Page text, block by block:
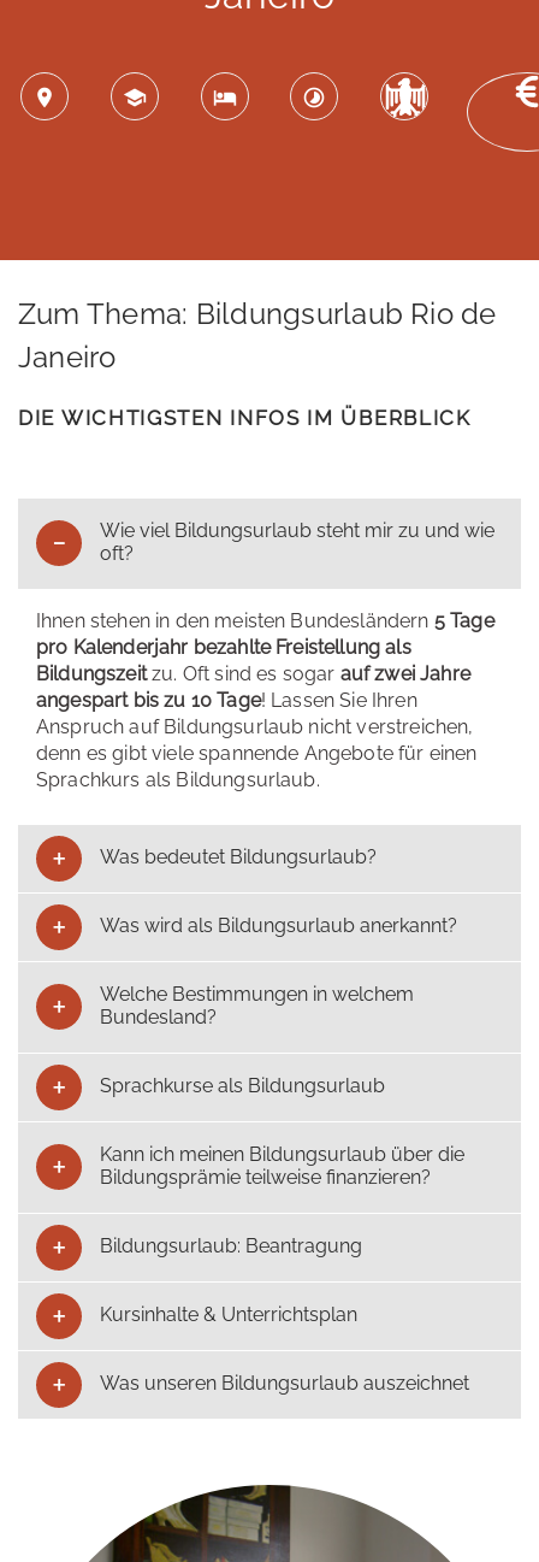
Zum Thema: Bildungsurlaub Rio de
Janeiro
DIE WICHTIGSTEN INFOS IM ÜBERBLICK
Wie viel Bildungsurlaub steht mir zu und wie
oft?
Ihnen stehen in den meisten Bundesländern 5 Tage
pro Kalenderjahr bezahlte Freistellung als
Bildungszeitzu. Oft sind es sogar auf zwei Jahre
angespart bis zu 10 Tage! Lassen Sie Ihren
Anspruch auf Bildungsurlaub nicht verstreichen,
denn es gibt viele spannende Angebote für einen
Sprachkurs als Bildungsurlaub.
Was bedeutet Bildungsurlaub?
Was wird als Bildungsurlaub anerkannt?
Welche Bestimmungen in welchem
Bundesland?
Sprachkurse als Bildungsurlaub
Kann ich meinen Bildungsurlaub über die
Bildungsprämie teilweise finanzieren?
Bildungsurlaub: Beantragung
Kursinhalte & Unterrichtsplan
Was unseren Bildungsurlaub auszeichnet